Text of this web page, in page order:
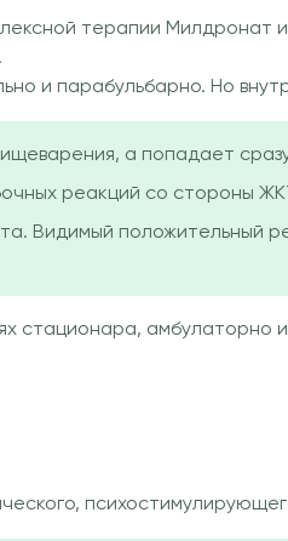
терапии Милдронат
и парабульбарно. Но
а попадает
реакций со стороны
Видимый положительный
стационара, амбулаторно